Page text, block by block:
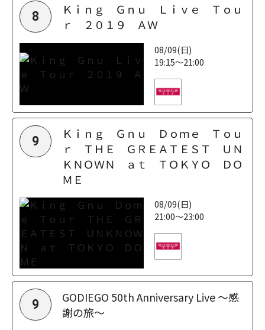
8
Ｋｉｎｇ Ｇｎｕ Ｌｉｖｅ Ｔｏｕ
ｒ ２０１９ ＡＷ
08/09(日)
19:15～21:00
9
Ｋｉｎｇ Ｇｎｕ Ｄｏｍｅ Ｔｏｕ
ｒ ＴＨＥ ＧＲＥＡＴＥＳＴ ＵＮ
ＫＮＯＷＮ ａｔ ＴＯＫＹＯ ＤＯ
ＭＥ
08/09(日)
21:00～23:00
9
GODIEGO 50th Anniversary Live ～感
謝の旅～